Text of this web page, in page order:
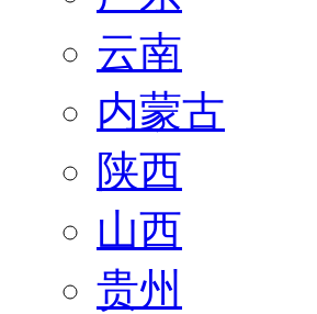
云南
内蒙古
陕西
山西
贵州